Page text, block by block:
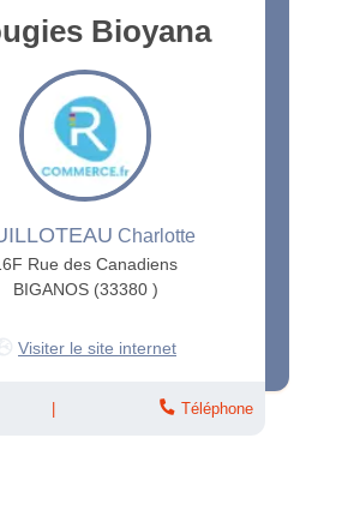
Bioyana
Charlotte
Rue des Canadiens
BIGANOS (33380 )
Visiter le site internet
Téléphone